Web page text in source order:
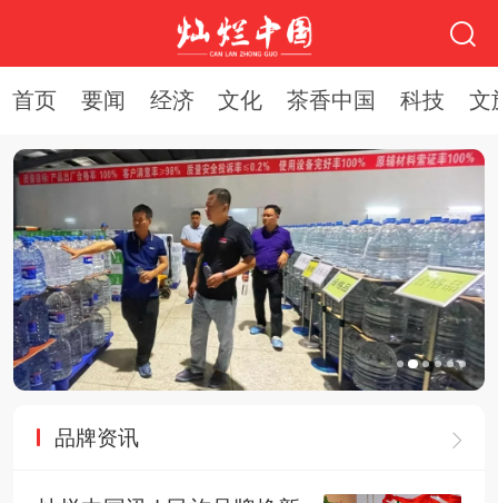
首页 要闻 经济 文化 茶香中国 科技 文
品牌资讯